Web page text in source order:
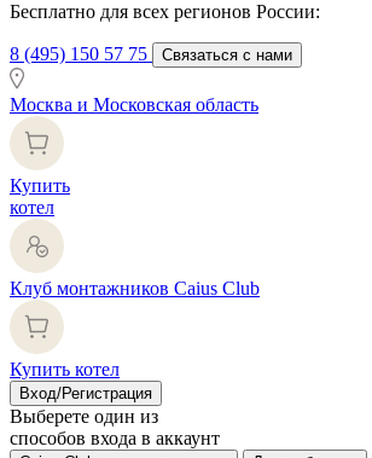
Бесплатно для всех регионов России:
8 (495) 150 57 75 Связаться с нами
Москва и Московская область
Купить
котел
Клуб монтажников Caius Club
Купить котел
Вход/Регистрация
Выберете один из
способов входа в аккаунт